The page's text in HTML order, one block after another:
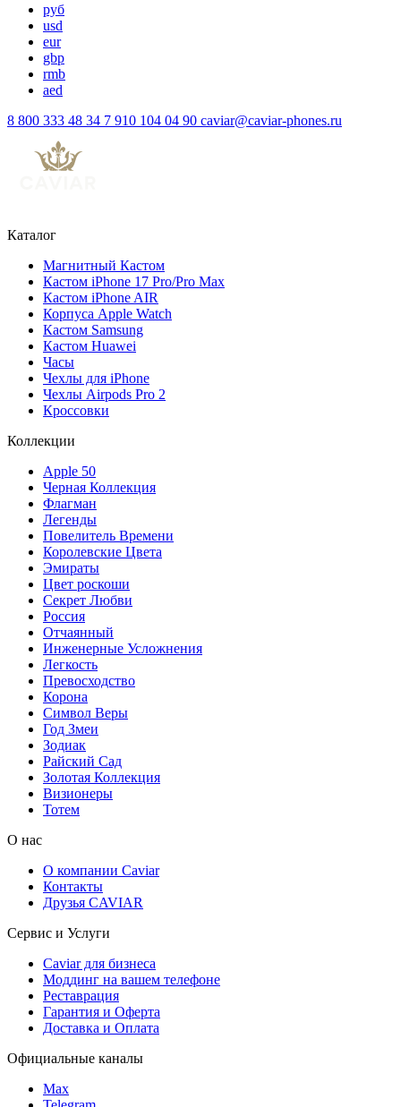
руб
usd
eur
gbp
rmb
aed
8 800 333 48 34 7 910 104 04 90 caviar@caviar-phones.ru
Каталог
Магнитный Кастом
Кастом iPhone 17 Pro/Pro Max
Кастом iPhone AIR
Корпуса Apple Watch
Кастом Samsung
Кастом Huawei
Часы
Чехлы для iPhone
Чехлы Airpods Pro 2
Кроссовки
Коллекции
Apple 50
Черная Коллекция
Флагман
Легенды
Повелитель Времени
Королевские Цвета
Эмираты
Цвет роскоши
Секрет Любви
Россия
Отчаянный
Инженерные Усложнения
Легкость
Превосходство
Корона
Символ Веры
Год Змеи
Зодиак
Райский Сад
Золотая Коллекция
Визионеры
Тотем
О нас
О компании Caviar
Контакты
Друзья CAVIAR
Сервис и Услуги
Caviar для бизнеса
Моддинг на вашем телефоне
Реставрация
Гарантия и Оферта
Доставка и Оплата
Официальные каналы
Max